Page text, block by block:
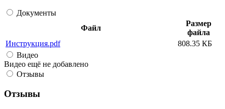
Документы
Файл
Размер
файла
Инструкция.pdf
808.35 КБ
Видео
Видео ещё не добавлено
Отзывы
Отзывы